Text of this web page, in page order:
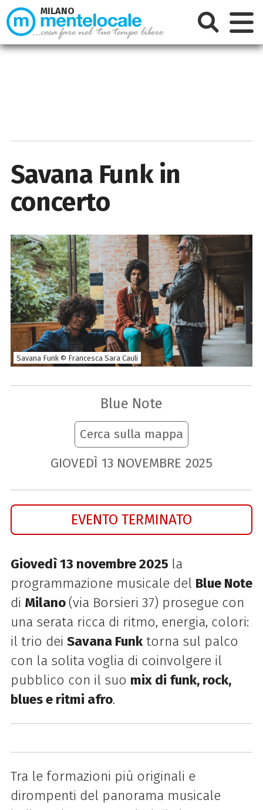
Savana Funk in
concerto
Savana Funk © Francesca Sara Cauli
Blue Note
Cerca sulla mappa
GIOVEDÌ 13 NOVEMBRE 2025
EVENTO TERMINATO
Giovedì 13 novembre 2025 la
programmazione musicale del Blue Note
di Milano(via Borsieri 37) prosegue con
una serata ricca di ritmo, energia, colori:
il trio dei Savana Funktorna sul palco
con la solita voglia di coinvolgere il
pubblico con il suo mix di funk, rock,
blues e ritmi afro.
Tra le formazioni più originali e
dirompenti del panorama musicale
MILANO